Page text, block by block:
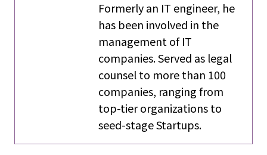
Formerly an IT engineer, he
has been involved in the
management of IT
companies. Served as legal
counsel to more than 100
companies, ranging from
top-tier organizations to
seed-stage Startups.